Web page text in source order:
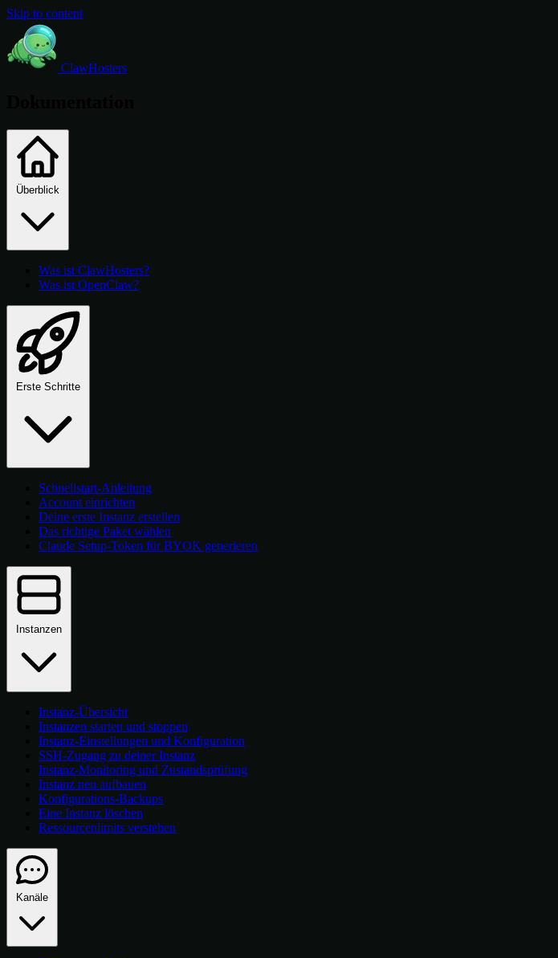
Skip to content
ClawHosters
Überblick
Was ist ClawHosters?
Was ist OpenClaw?
Erste Schritte
Schnellstart-Anleitung
Account einrichten
Deine erste Instanz erstellen
Das richtige Paket wählen
Claude Setup-Token für BYOK generieren
Instanzen
Instanz-Übersicht
Instanzen starten und stoppen
Instanz-Einstellungen und Konfiguration
SSH-Zugang zu deiner Instanz
Instanz-Monitoring und Zustandsprüfung
Instanz neu aufbauen
Konfigurations-Backups
Eine Instanz löschen
Ressourcenlimits verstehen
Kanäle